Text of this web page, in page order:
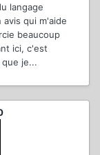
langage
qui m'aide
beaucoup
ici, c'est
je...